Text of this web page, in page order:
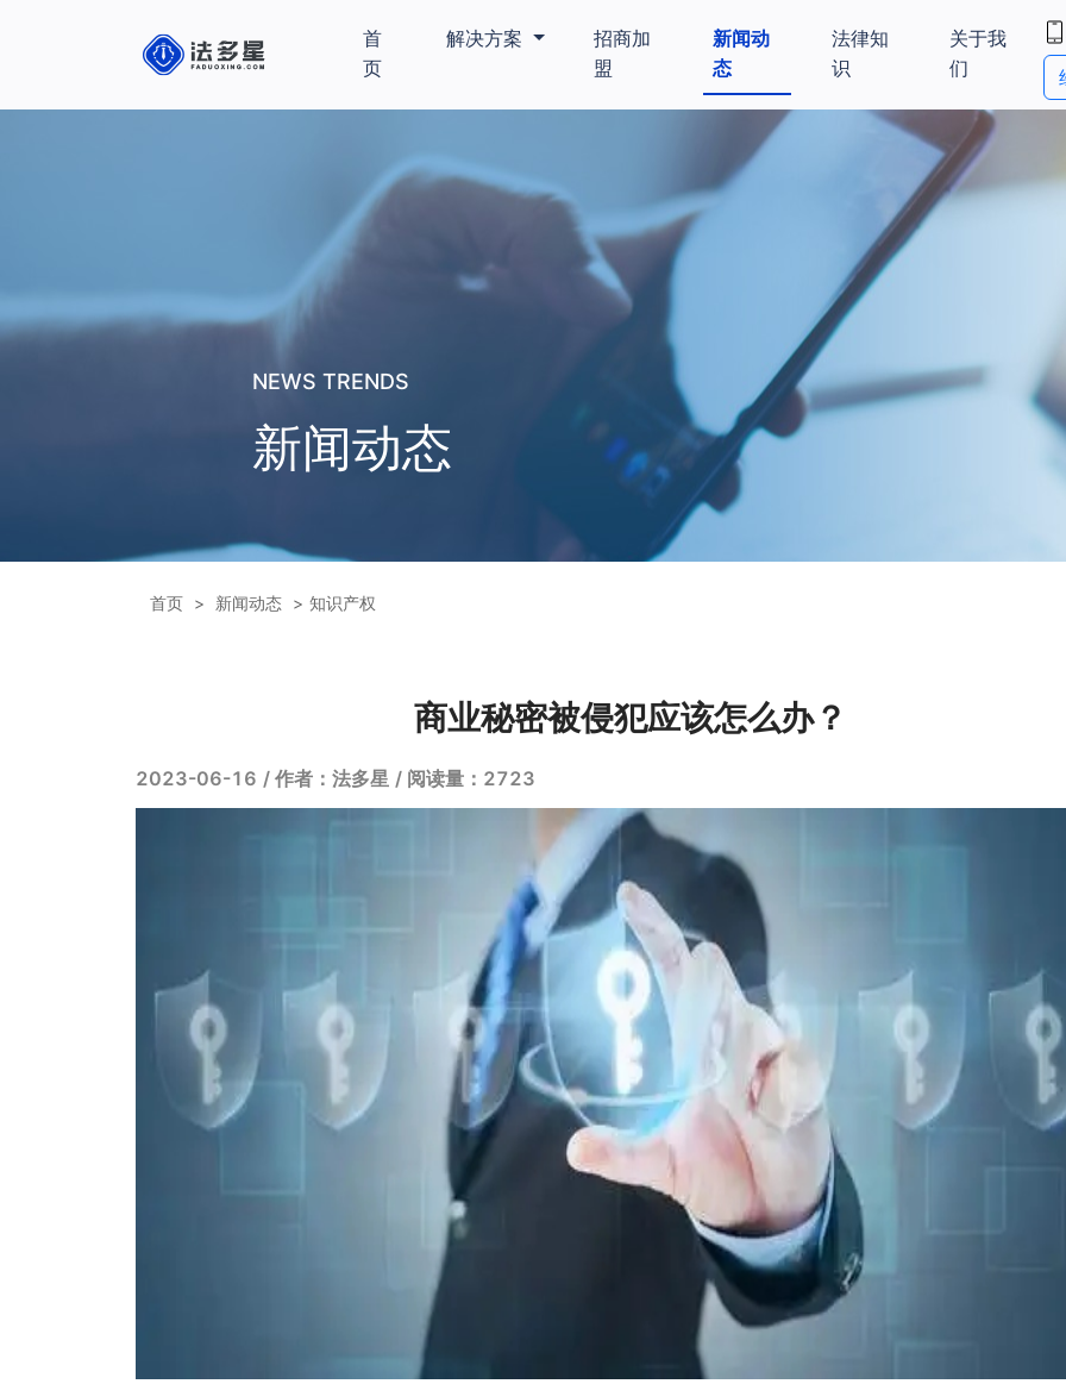
首
页
解决方案
招商加
盟
新闻动
态
法律知
识
关于我
们
NEWS TRENDS
新闻动态
首页 新闻动态 知识产权
商业秘密被侵犯应该怎么办？
2023-06-16 / 作者：法多星 / 阅读量：2723